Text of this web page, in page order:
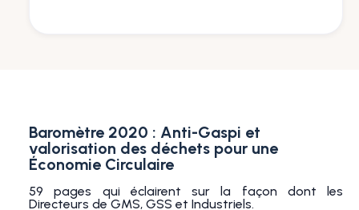
Baromètre 2020 : Anti-Gaspi et
valorisation des déchets pour une
Économie Circulaire
59 pages qui éclairent sur la façon dont les
Directeurs de GMS, GSS et Industriels.